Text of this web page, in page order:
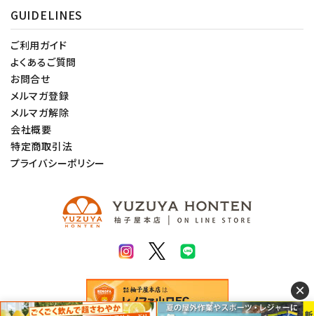
GUIDELINES
ご利用ガイド
よくあるご質問
お問合せ
メルマガ登録
メルマガ解除
会社概要
特定商取引法
プライバシーポリシー
×